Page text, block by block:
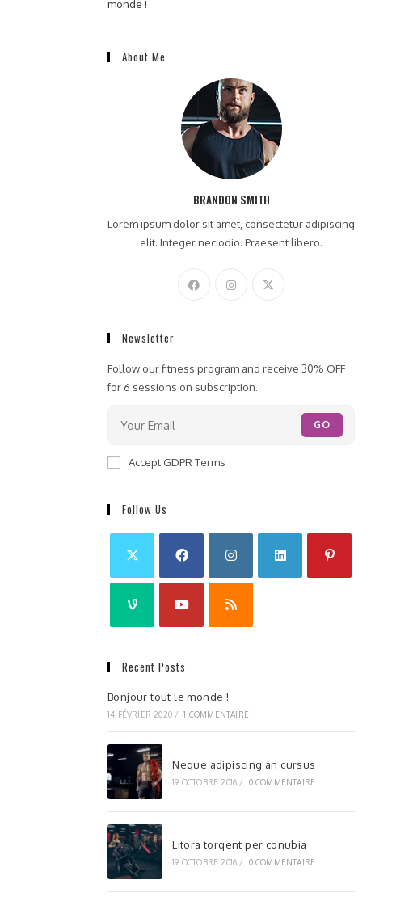
monde !
About Me
BRANDON SMITH
Lorem ipsum dolor sit amet, consectetur adipiscing
elit. Integer nec odio. Praesent libero.
Newsletter
Follow our fitness program and receive 30% OFF
for 6 sessions on subscription.
GO
Accept GDPR Terms
Follow Us
Recent Posts
Bonjour tout le monde !
14 FÉVRIER 2020 / 1 COMMENTAIRE
Neque adipiscing an cursus
19 OCTOBRE 2016 / 0 COMMENTAIRE
Litora torqent per conubia
19 OCTOBRE 2016 / 0 COMMENTAIRE